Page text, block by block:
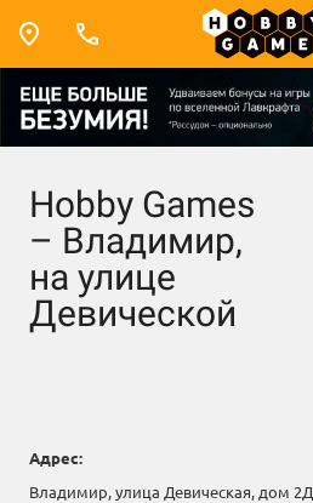
Hobby Games
– Владимир,
на улице
Девической
Адрес:
Владимир, улица Девическая, дом 2Д